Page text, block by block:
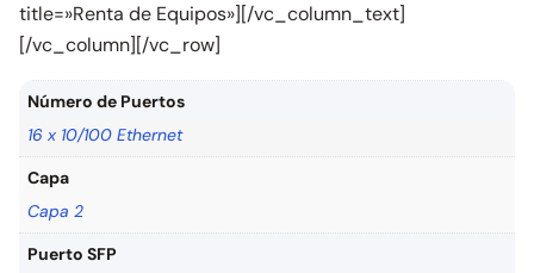
title=»Renta de Equipos»][/vc_column_text]
[/vc_column][/vc_row]
Número de Puertos
16 x 10/100 Ethernet
Capa
Capa 2
Puerto SFP